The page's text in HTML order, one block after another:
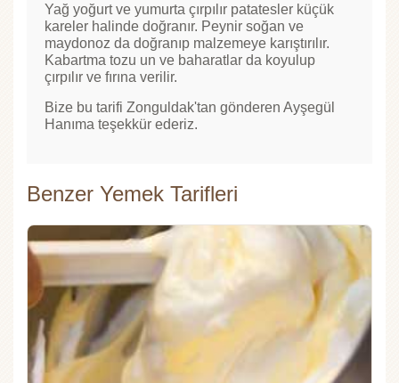
Yağ yoğurt ve yumurta çırpılır patatesler küçük
kareler halinde doğranır. Peynir soğan ve
maydonoz da doğranıp malzemeye karıştırılır.
Kabartma tozu un ve baharatlar da koyulup
çırpılır ve fırına verilir.
Bize bu tarifi Zonguldak'tan gönderen Ayşegül
Hanıma teşekkür ederiz.
Benzer Yemek Tarifleri